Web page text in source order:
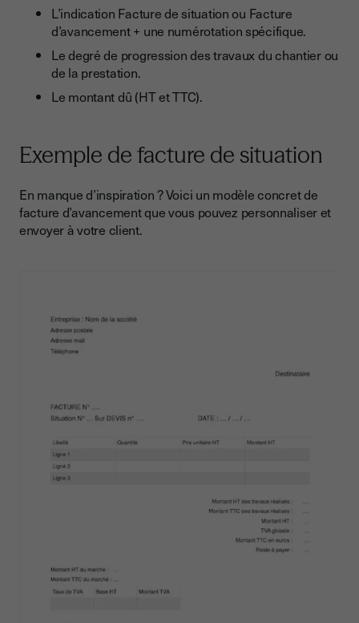
L’indication Facture de situation ou Facture
d’avancement + une numérotation spécifique.
Le degré de progression des travaux du chantier ou
de la prestation.
Le montant dû (HT et TTC).
Exemple de facture de situation
En manque d’inspiration ? Voici un modèle concret de
facture d’avancement que vous pouvez personnaliser et
envoyer à votre client.